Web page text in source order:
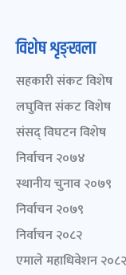
विशेष शृङ्खला
सहकारी संकट विशेष
लघुवित्त संकट विशेष
संसद् विघटन विशेष
निर्वाचन २०७४
स्थानीय चुनाव २०७९
निर्वाचन २०७९
निर्वाचन २०८२
एमाले महाधिवेशन २०८२